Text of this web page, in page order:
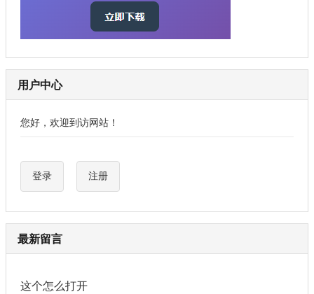
用户中心
您好，欢迎到访网站！
登录 注册
最新留言
这个怎么打开